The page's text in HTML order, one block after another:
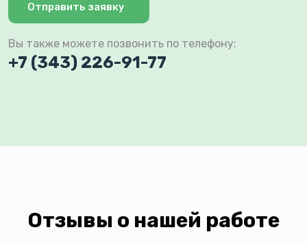
Отправить заявку
Вы также можете позвонить по телефону:
+7 (343) 226-91-77
Отзывы о нашей работе